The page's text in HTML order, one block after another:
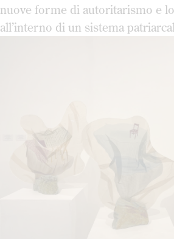
nuove forme di autoritarismo e
all’interno di un sistema